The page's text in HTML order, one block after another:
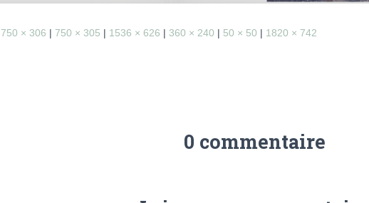
750 × 306 | 750 × 305 | 1536 × 626 | 360 × 240 | 50 × 50 | 1820 × 742
0 commentaire